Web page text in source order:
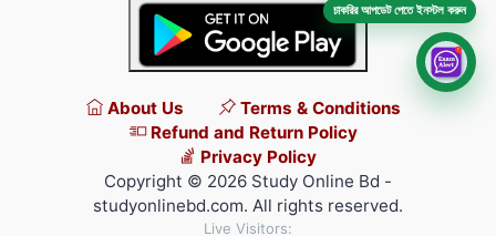
About Us
Terms & Conditions
Refund and Return Policy
Privacy Policy
Copyright © 2026 Study Online Bd -
studyonlinebd.com. All rights reserved.
Live Visitors:
চাকরির আপডেট পেতে ইনস্টল করুন